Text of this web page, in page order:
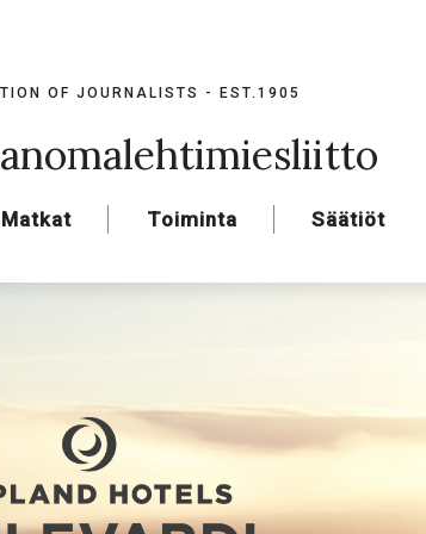
OF JOURNALISTS - EST.1905
Matkat Toiminta Säätiöt